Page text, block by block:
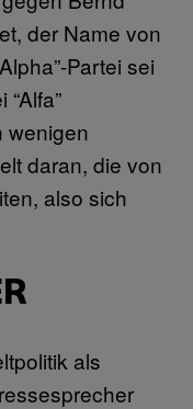
der Name von
Partei sei
wenigen
daran, die von
also sich
als